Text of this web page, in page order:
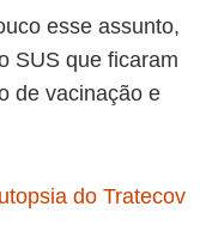
esse assunto,
SUS que ficaram
de vacinação e
do Tratecov